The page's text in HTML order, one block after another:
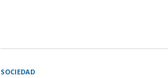
SOCIEDAD